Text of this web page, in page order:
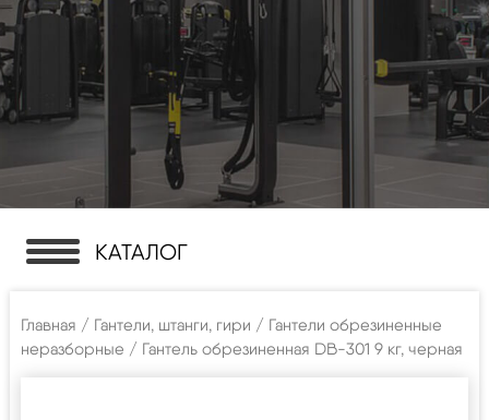
КАТАЛОГ
Главная / Гантели, штанги, гири / Гантели обрезиненные
неразборные / Гантель обрезиненная DB-301 9 кг, черная